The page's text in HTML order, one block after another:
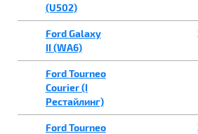
(U502)
Ford Galaxy
II (WA6)
Ford Tourneo
Courier (I
Рестайлинг)
Ford Tourneo